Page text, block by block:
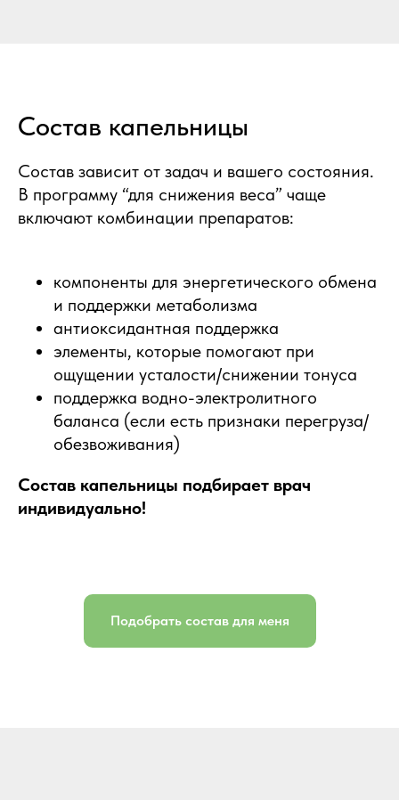
Состав капельницы
Состав зависит от задач и вашего состояния.
В программу “для снижения веса” чаще
включают комбинации препаратов:
компоненты для энергетического обмена
и поддержки метаболизма
антиоксидантная поддержка
элементы, которые помогают при
ощущении усталости/снижении тонуса
поддержка водно-электролитного
баланса (если есть признаки перегруза/
обезвоживания)
Состав капельницы подбирает врач
индивидуально!
Подобрать состав для меня